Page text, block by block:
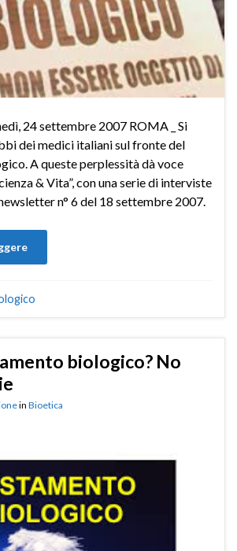
24 settembre 2007 ROMA _ Si
dei medici italiani sul fronte del
A queste perplessità dà voce
& Vita”, con una serie di interviste
n° 6 del 18 settembre 2007.
biologico? No
in Bioetica